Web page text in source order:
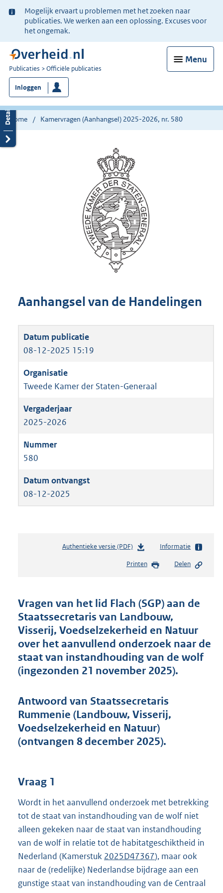
Ter
informatie:
Mogelijk ervaart u problemen met het zoeken naar
publicaties. We werken aan een oplossing. Excuses voor
het ongemak.
Menu
U
bent
nu
hier:
Publicaties Officiële publicaties
Inloggen
Home Kamervragen (Aanhangsel) 2025-2026, nr. 580
Aanhangsel van de Handelingen
08-12-2025 15:19
Tweede Kamer der Staten-Generaal
2025-2026
580
08-12-2025
Authentieke versie (PDF)b
s
d
s
g
r
o
t
:
3
9
Informatie
Printen Delen
Vragen van het lid Flach (SGP) aan de
Staatssecretaris van Landbouw,
Visserij, Voedselzekerheid en Natuur
over het aanvullend onderzoek naar de
staat van instandhouding van de wolf
(ingezonden 21 november 2025).
Antwoord van Staatssecretaris
Rummenie (Landbouw, Visserij,
Voedselzekerheid en Natuur)
(ontvangen 8 december 2025).
Vraag 1
Wordt in het aanvullend onderzoek met betrekking
tot de staat van instandhouding van de wolf niet
alleen gekeken naar de staat van instandhouding
van de wolf in relatie tot de habitatgeschiktheid in
Nederland (Kamerstuk 2025D47367), maar ook
naar de (redelijke) Nederlandse bijdrage aan een
gunstige staat van instandhouding van de Centraal